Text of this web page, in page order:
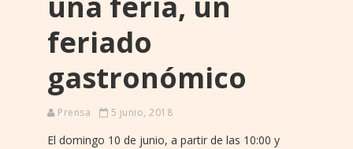
feriado
gastronómico
Prensa 5 junio, 2018
El domingo 10 de junio, a partir de las 10:00 y